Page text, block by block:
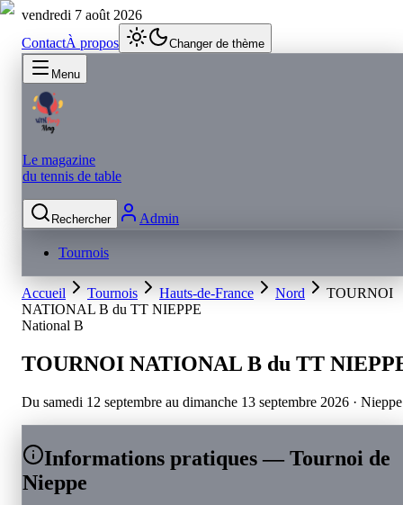
vendredi 7 août 2026
ContactÀ propos Changer de thème
Menu
Le magazine
du tennis de table
Rechercher Admin
Tournois
Accueil Tournois Hauts-de-France Nord
TOURNOI
NATIONAL B du TT NIEPPE
National B
TOURNOI NATIONAL B du TT
Du samedi 12 septembre au dimanche 13 septembre 2026 · Nieppe
Informations pratiques — Tournoi de
Nieppe